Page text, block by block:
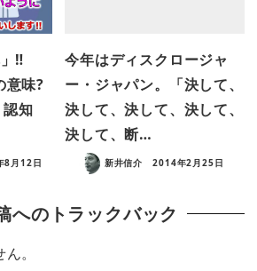
」‼
意味?
知
8月12日
今年はディスクロージャ
ー・ジャパン。「決して、
決して、決して、決して、
決して、断…
新井信介 2014年2月25日
へのトラックバック
。